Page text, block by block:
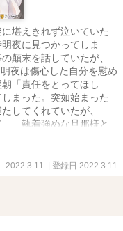
堪えきれず泣いていた
夜に見つかってしま
顛末を話していたが、
は傷心した自分を慰め
「責任をとってほし
まった。突如始まった
してくれていたが、
――執着強めな旦那様と
2022.3.11 | 登録日 2022.3.11